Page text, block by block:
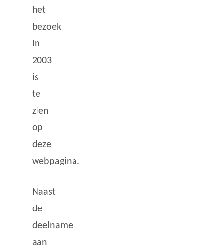
het
bezoek
in
2003
is
te
zien
op
deze
webpagina.
Naast
de
deelname
aan